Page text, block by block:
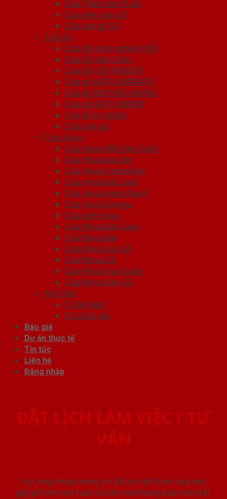
Cửa Thép Hàn Quốc
Cửa thép vân gỗ
Cửa vân gỗ 5D
Cửa gỗ
Cửa gỗ công nghiệp HDF
Cửa Gỗ Hàn Quốc
Cửa gỗ HDF VENEER
Cửa gỗ MDF LAMINATE
Cửa gỗ MDF MELAMINE
Cửa gỗ MDF VENEER
Cửa gỗ tự nhiên
Cửa vòm gỗ
Cửa nhựa
Cửa nhựa ABS Hàn Quốc
Cửa nhựa cao cấp
Cửa nhựa Composite
Cửa nhựa Đài Loan
Cửa nhựa ghép thanh
Cửa nhựa Sungyu
Cửa vòm nhựa
Cửa Nhựa Đài Loan
Cửa Nhựa Đẹp
Cửa Nhựa Giả Gỗ
Cửa Nhựa Gỗ
Cửa Nhựa Hàn Quốc
Cửa Nhựa Vân Gỗ
Nội thất
Tủ Kệ Bếp
Tủ Quần Áo
Báo giá
Dự án thực tế
Tin tức
Liên hệ
Đăng nhập
ĐẶT LỊCH LÀM VIỆC / TƯ
VẤN
Vui lòng nhập thông tin đặt lịch để được sắp xếp
gặp gỡ làm việc hoăc tư vấn mà không phải chờ đợi.